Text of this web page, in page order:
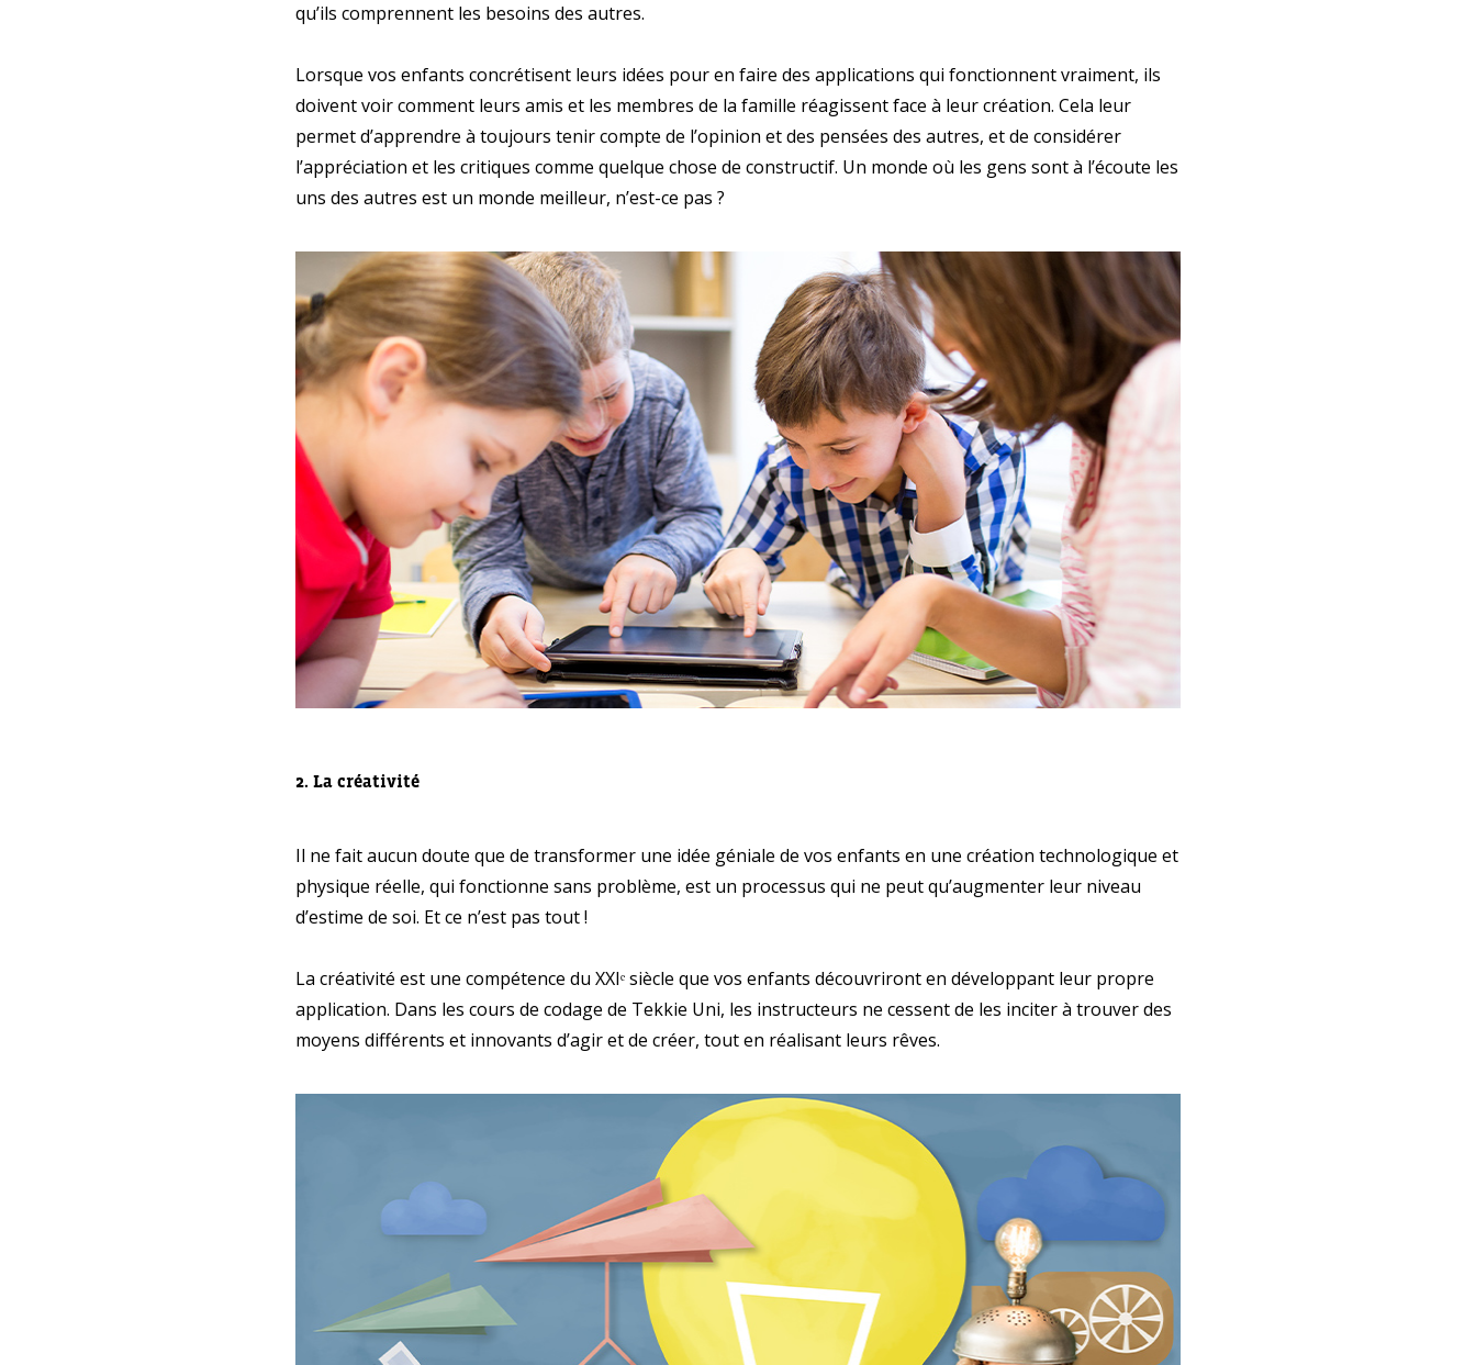
qu’ils comprennent les besoins des autres.
Lorsque vos enfants concrétisent leurs idées pour en faire des applications qui fonctionnent vraiment, ils
doivent voir comment leurs amis et les membres de la famille réagissent face à leur création. Cela leur
permet d’apprendre à toujours tenir compte de l’opinion et des pensées des autres, et de considérer
l’appréciation et les critiques comme quelque chose de constructif. Un monde où les gens sont à l’écoute les
uns des autres est un monde meilleur, n’est-ce pas ?
2. La créativité
Il ne fait aucun doute que de transformer une idée géniale de vos enfants en une création technologique et
physique réelle, qui fonctionne sans problème, est un processus qui ne peut qu’augmenter leur niveau
d’estime de soi. Et ce n’est pas tout !
La créativité est une compétence du XXIᵉ siècle que vos enfants découvriront en développant leur propre
application. Dans les cours de codage de Tekkie Uni, les instructeurs ne cessent de les inciter à trouver des
moyens différents et innovants d’agir et de créer, tout en réalisant leurs rêves.
Politique de confidentialité